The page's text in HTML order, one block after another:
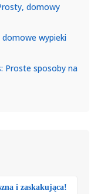
domowy
domowe wypieki
Proste sposoby na
i zaskakująca!